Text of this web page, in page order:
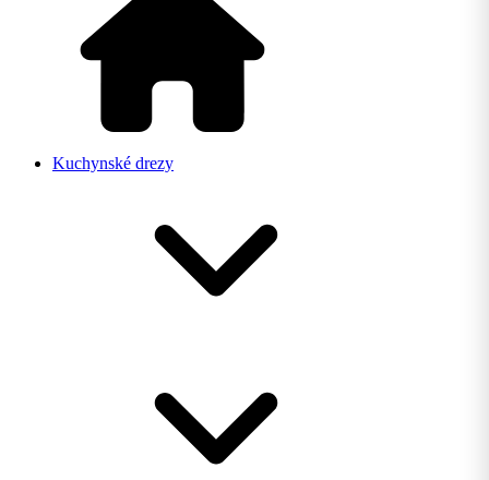
Kuchynské drezy